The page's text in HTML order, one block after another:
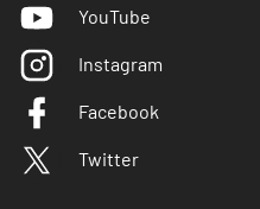
YouTube
Instagram
Facebook
Twitter